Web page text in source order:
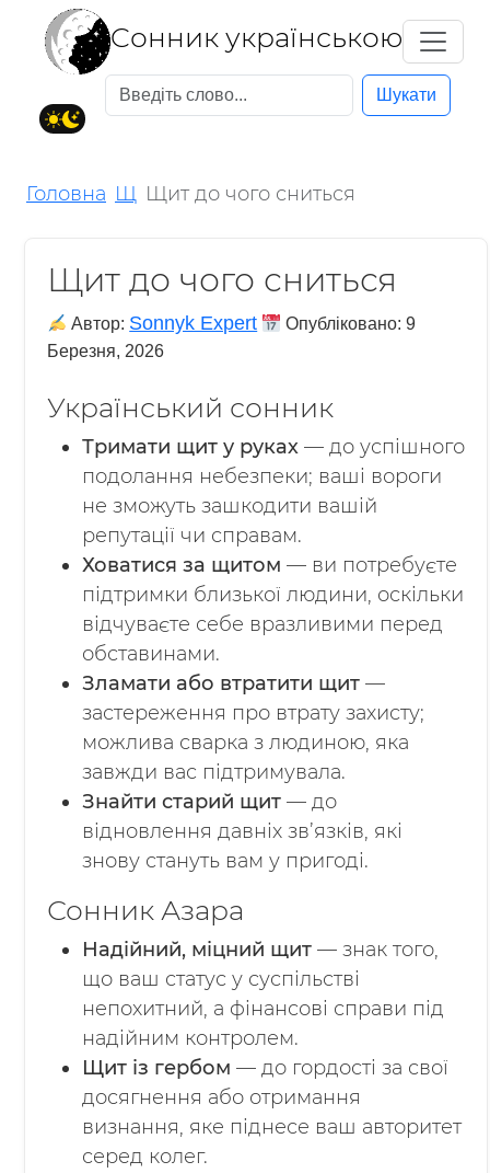
Cонник українською
Шукати
Головна Щ Щит до чого сниться
Щит до чого сниться
Автор: Sonnyk Expert Опубліковано:9
Березня, 2026
Український сонник
Тримати щит у руках — до успішного
подолання небезпеки; ваші вороги
не зможуть зашкодити вашій
репутації чи справам.
Ховатися за щитом — ви потребуєте
підтримки близької людини, оскільки
відчуваєте себе вразливими перед
обставинами.
Зламати або втратити щит —
застереження про втрату захисту;
можлива сварка з людиною, яка
завжди вас підтримувала.
Знайти старий щит — до
відновлення давніх зв’язків, які
знову стануть вам у пригоді.
Сонник Азара
Надійний, міцний щит — знак того,
що ваш статус у суспільстві
непохитний, а фінансові справи під
надійним контролем.
Щит із гербом — до гордості за свої
досягнення або отримання
визнання, яке піднесе ваш авторитет
серед колег.